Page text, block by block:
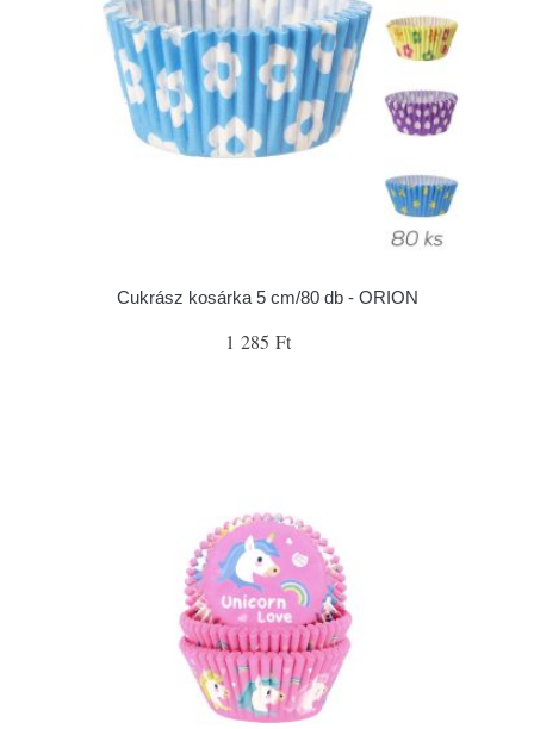
Cukrász kosárka 5 cm/80 db - ORION
1 285 Ft